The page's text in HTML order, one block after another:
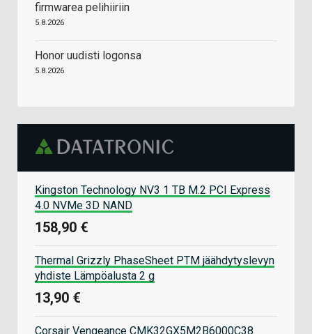
firmwarea pelihiiriin
5.8.2026
Honor uudisti logonsa
5.8.2026
Kingston Technology NV3 1 TB M.2 PCI Express
4.0 NVMe 3D NAND
158,90 €
Thermal Grizzly PhaseSheet PTM jäähdytyslevyn
yhdiste Lämpöalusta 2 g
13,90 €
Corsair Vengeance CMK32GX5M2B6000C38